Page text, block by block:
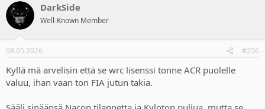
DarkSide
Well-Known Member
08.05.2026 #256
Kyllä mä arvelisin että se wrc lisenssi tonne ACR puolelle
valuu, ihan vaan ton FIA jutun takia.